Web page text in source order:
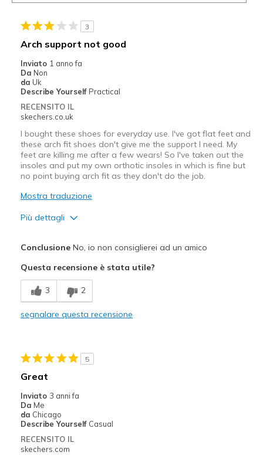
3
Arch support not good
Inviato 1 anno fa
Da Non
da Uk
Describe Yourself Practical
RECENSITO IL
skechers.co.uk
I bought these shoes for everyday use. I've got flat feet and
these arch fit shoes don't give me the support I need. My
feet are killing me after a few wears! So I've taken out the
insoles and put my own orthotic insoles in which is fine but
no point buying arch fit as they don't do the job.
Mostra traduzione
Più dettagli
Difetti
Poor Cushioning
Going Out
Width
Sizing
Feels true to size
View On Shoes
ConclusioneNo, io non consiglierei ad un amico
Questa recensione è stata utile?
3 2
segnalare questa recensione
5
Great
Inviato 3 anni fa
Da Me
da Chicago
Describe Yourself Casual
RECENSITO IL
skechers.com